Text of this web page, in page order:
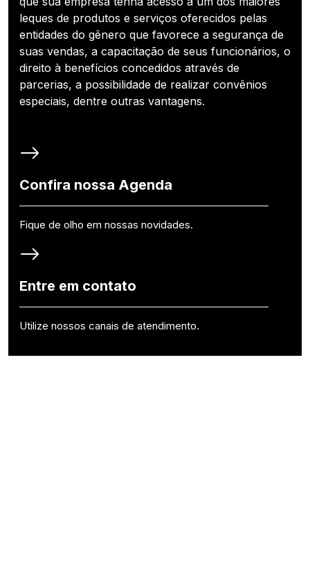
leques de produtos e serviços oferecidos pelas
entidades do gênero que favorece a segurança de
suas vendas, a capacitação de seus funcionários, o
direito à benefícios concedidos através de
parcerias, a possibilidade de realizar convênios
especiais, dentre outras vantagens.
Confira nossa Agenda
Fique de olho em nossas novidades.
Entre em contato
Utilize nossos canais de atendimento.